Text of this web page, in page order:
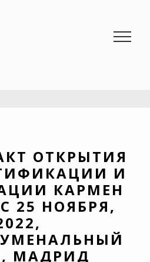
ОТКРЫТИЯ
И
КАРМЕН
25 НОЯБРЯ,
МАДРИД